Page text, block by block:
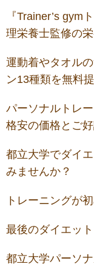
『Trainer’s gym
理栄養士監修の
運動着やタオル
ン13種類を無料
パーソナルトレ
格安の価格とご
都立大学でダイ
みませんか？
トレーニングが
最後のダイエッ
都立大学パーソ